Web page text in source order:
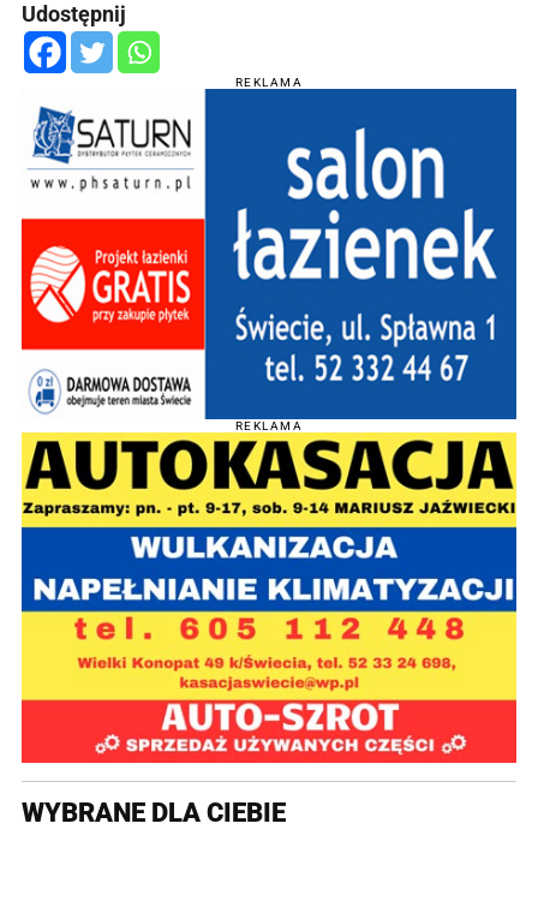
Udostępnij
REKLAMA
REKLAMA
WYBRANE DLA CIEBIE